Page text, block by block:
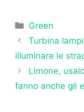
Categorie
Green
Turbina
illuminare le
Limone,
fanno anche gli